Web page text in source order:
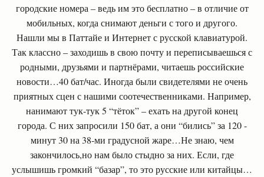
городские номера – ведь им это бесплатно – в отличие от
мобильных, когда снимают деньги с того и другого.
Нашли мы в Паттайе и Интернет с русской клавиатурой.
Так классно – заходишь в свою почту и переписываешься с
родными, друзьями и партнёрами, читаешь российские
новости…40 бат/час. Иногда были свидетелями не очень
приятных сцен с нашими соотечественниками. Например,
нанимают тук-тук 5 “тёток” – ехать на другой конец
города. С них запросили 150 бат, а они “бились” за 120 -
минут 30 на 38-ми градусной жаре…Не знаю, чем
закончилось,но нам было стыдно за них. Если, где
услышишь громкий “базар”, то это русские или китайцы…